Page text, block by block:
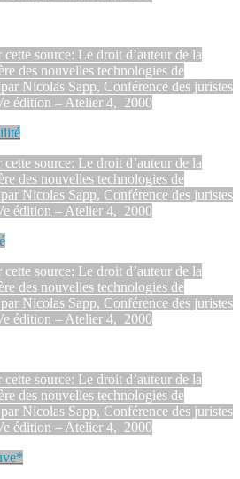
cette source: Le droit d’auteur de la
des nouvelles technologies de
Nicolas Sapp, Conférence des juristes
édition – Atelier 4, 2000
cette source: Le droit d’auteur de la
des nouvelles technologies de
Nicolas Sapp, Conférence des juristes
édition – Atelier 4, 2000
cette source: Le droit d’auteur de la
des nouvelles technologies de
Nicolas Sapp, Conférence des juristes
édition – Atelier 4, 2000
cette source: Le droit d’auteur de la
des nouvelles technologies de
Nicolas Sapp, Conférence des juristes
édition – Atelier 4, 2000